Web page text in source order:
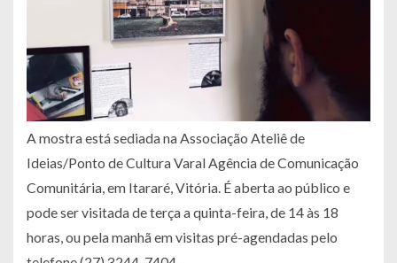
A mostra está sediada na Associação Ateliê de
Ideias/Ponto de Cultura Varal Agência de Comunicação
Comunitária, em Itararé, Vitória. É aberta ao público e
pode ser visitada de terça a quinta-feira, de 14 às 18
horas, ou pela manhã em visitas pré-agendadas pelo